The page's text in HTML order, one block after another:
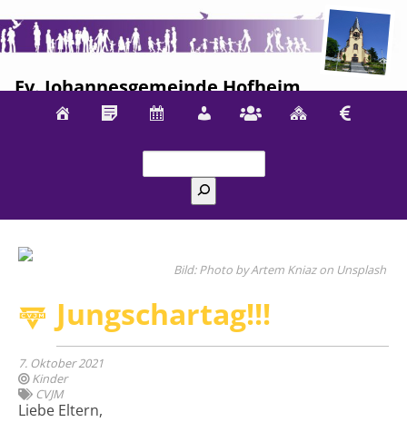
Ev. Johannesgemeinde Hofheim
Photo by Artem Kniaz on Unsplash
Jungschartag!!!
7. Oktober 2021
Kinder
CVJM
Liebe Eltern,